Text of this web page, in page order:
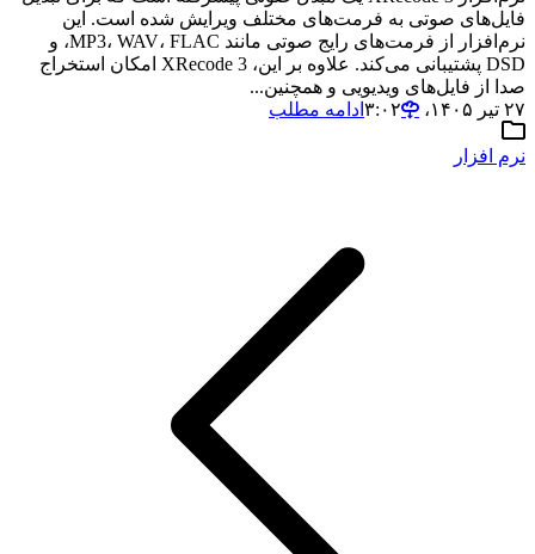
فایل‌های صوتی به فرمت‌های مختلف ویرایش شده است. این
نرم‌افزار از فرمت‌های رایج صوتی مانند MP3، WAV، FLAC، و
DSD پشتیبانی می‌کند. علاوه بر این، XRecode 3 امکان استخراج
صدا از فایل‌های ویدیویی و همچنین...
۲۷ تیر ۱۴۰۵،‏ ۳:۰۲
ادامه مطلب
نرم افزار